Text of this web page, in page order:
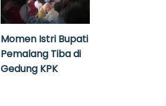
Momen Istri Bupati
Pemalang Tiba di
Gedung KPK